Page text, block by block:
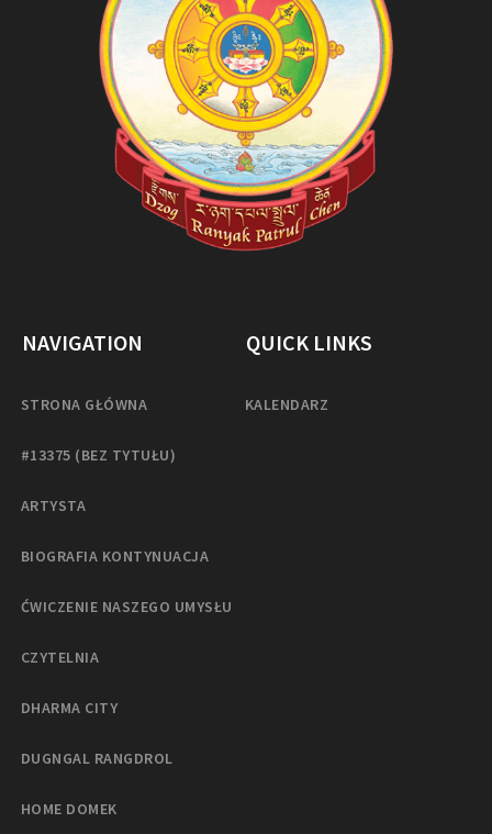
NAVIGATION
STRONA GŁÓWNA
#13375 (BEZ TYTUŁU)
ARTYSTA
BIOGRAFIA KONTYNUACJA
ĆWICZENIE NASZEGO UMYSŁU
CZYTELNIA
DHARMA CITY
DUGNGAL RANGDROL
HOME DOMEK
QUICK LINKS
KALENDARZ